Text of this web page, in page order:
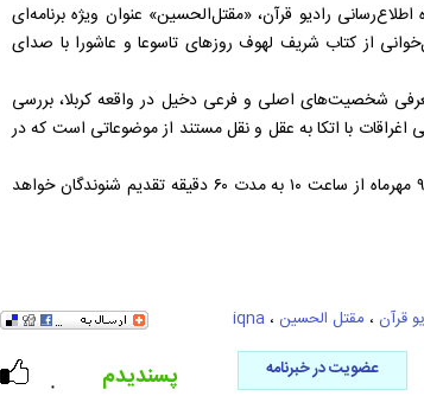
اطلاع‌رسانی رادیو قرآن، «مقتل‌الحسین» عنوان ویژه برنامه‌ای
از کتاب شریف لهوف روزهای تاسوعا و عاشورا با صدای
شخصیت‌های اصلی و فرعی دخیل در واقعه کربلا، بررسی
با اتکا به عقل و نقل مستند از موضوعاتی است که در
لازم به ذکر است، این برنامه روزهای شنبه و یکشنبه ۸ و ۹ مهرماه از ساعت ۱۰ به مدت ۶۰ دقیقه تقدیم شنوندگان خواهد
قرآن ، مقتل الحسین ، iqna
عضویت در خبرنامه
۰ پسندیدم